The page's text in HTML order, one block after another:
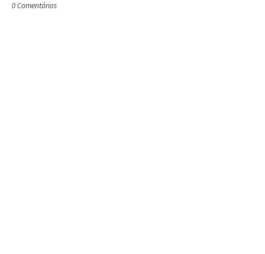
0 Comentários